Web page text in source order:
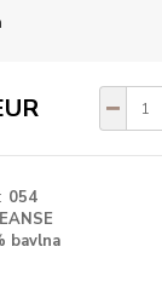
054
bavlna